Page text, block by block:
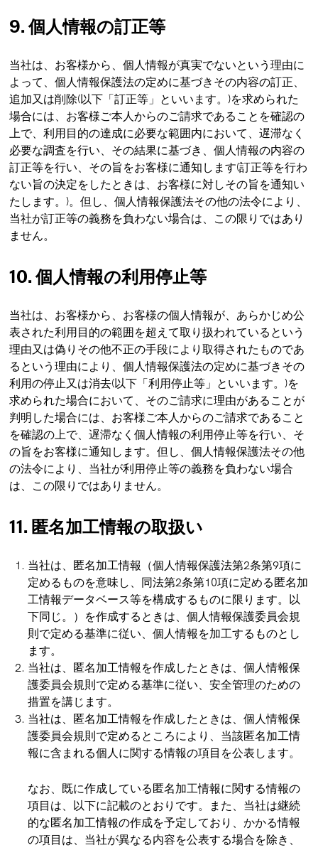
9. 個人情報の訂正等
当社は、お客様から、個人情報が真実でないという理由に
よって、個人情報保護法の定めに基づきその内容の訂正、
追加又は削除(以下「訂正等」といいます。)を求められた
場合には、お客様ご本人からのご請求であることを確認の
上で、利用目的の達成に必要な範囲内において、遅滞なく
必要な調査を行い、その結果に基づき、個人情報の内容の
訂正等を行い、その旨をお客様に通知します(訂正等を行わ
ない旨の決定をしたときは、お客様に対しその旨を通知い
たします。)。但し、個人情報保護法その他の法令により、
当社が訂正等の義務を負わない場合は、この限りではあり
ません。
10. 個人情報の利用停止等
当社は、お客様から、お客様の個人情報が、あらかじめ公
表された利用目的の範囲を超えて取り扱われているという
理由又は偽りその他不正の手段により取得されたものであ
るという理由により、個人情報保護法の定めに基づきその
利用の停止又は消去(以下「利用停止等」といいます。)を
求められた場合において、そのご請求に理由があることが
判明した場合には、お客様ご本人からのご請求であること
を確認の上で、遅滞なく個人情報の利用停止等を行い、そ
の旨をお客様に通知します。但し、個人情報保護法その他
の法令により、当社が利用停止等の義務を負わない場合
は、この限りではありません。
11. 匿名加工情報の取扱い
当社は、匿名加工情報（個人情報保護法第2条第9項に
定めるものを意味し、同法第2条第10項に定める匿名加
工情報データベース等を構成するものに限ります。以
下同じ。）を作成するときは、個人情報保護委員会規
則で定める基準に従い、個人情報を加工するものとし
ます。
当社は、匿名加工情報を作成したときは、個人情報保
護委員会規則で定める基準に従い、安全管理のための
措置を講じます。
当社は、匿名加工情報を作成したときは、個人情報保
護委員会規則で定めるところにより、当該匿名加工情
報に含まれる個人に関する情報の項目を公表します。
なお、既に作成している匿名加工情報に関する情報の
項目は、以下に記載のとおりです。また、当社は継続
的な匿名加工情報の作成を予定しており、かかる情報
の項目は、当社が異なる内容を公表する場合を除き、